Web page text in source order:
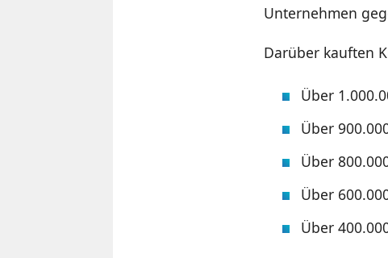
Unternehmen
Darüber kauften
Über
Über
Über
Über
Über